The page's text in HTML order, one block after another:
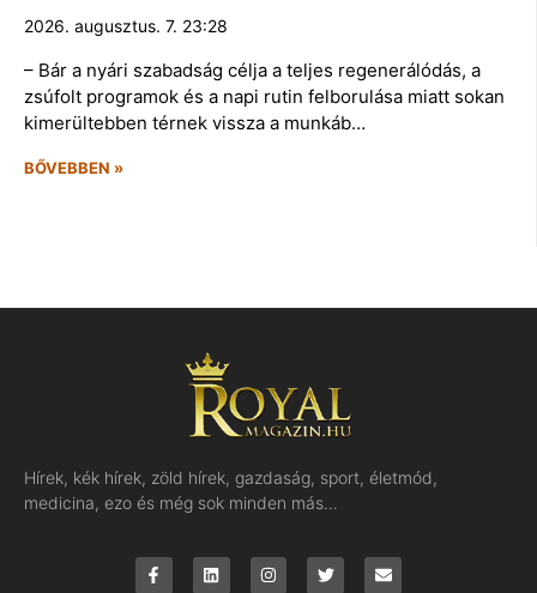
2026. augusztus. 7. 23:28
– Bár a nyári szabadság célja a teljes regenerálódás, a
zsúfolt programok és a napi rutin felborulása miatt sokan
kimerültebben térnek vissza a munkáb…
BŐVEBBEN »
Hírek, kék hírek, zöld hírek, gazdaság, sport, életmód,
medicina, ezo és még sok minden más…